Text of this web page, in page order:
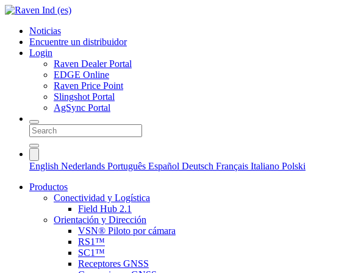
Noticias
Encuentre un distribuidor
Login
Raven Dealer Portal
EDGE Online
Raven Price Point
Slingshot Portal
AgSync Portal
English Nederlands Português Español Deutsch Français Italiano Polski
Productos
Conectividad y Logística
Field Hub 2.1
Orientación y Dirección
VSN® Piloto por cámara
RS1™
SC1™
Receptores GNSS